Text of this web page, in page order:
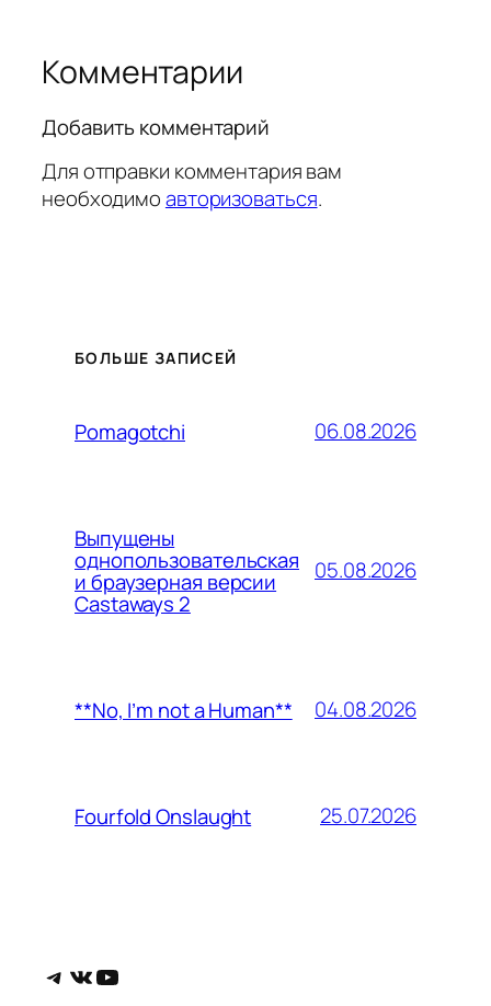
Комментарии
Добавить комментарий
Для отправки комментария вам
необходимоавторизоваться.
БОЛЬШЕ ЗАПИСЕЙ
Pomagotchi 06.08.2026
Выпущены
однопользовательская
и браузерная версии
Castaways 2
05.08.2026
**No, I’m not a Human** 04.08.2026
Fourfold Onslaught 25.07.2026
Telegram
ВКонтакте
YouTube